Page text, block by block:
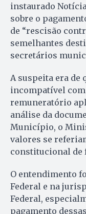
instaurado
sobre o
de “rescisão
semelhantes
secretários
A suspeita era de
incompatível
remuneratório
análise da
Município, o
valores se
constitucional de
O entendimento
Federal e na
Federal,
pagamento